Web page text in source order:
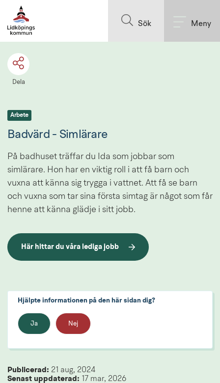
Sök Meny
Dela
Arbete
Badvärd - Simlärare
På badhuset träffar du Ida som jobbar som
simlärare. Hon har en viktig roll i att få barn och
vuxna att känna sig trygga i vattnet. Att få se barn
och vuxna som tar sina första simtag är något som får
henne att känna glädje i sitt jobb.
Här hittar du våra lediga jobb
Hjälpte informationen på den här sidan dig?
Ja Nej
Publicerad: 21 aug, 2024
Senast uppdaterad:
17 mar, 2026